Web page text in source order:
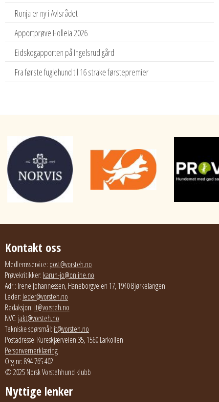
Ronja er ny i Avlsrådet
Apportprøve Holleia 2026
Eidskogapporten på Ingelsrud gård
Fra første fuglehund til 16 strake førstepremier
Kontakt oss
Medlemsservice: post@vorsteh.no
Prøvekritikker: karun-jo@online.no
Adr.: Irene Johannessen, Haneborgveien 17, 1940 Bjørkelangen
Leder: leder@vorsteh.no
Redaksjon: it@vorsteh.no
NVC: jakt@vorsteh.no
Tekniske spørsmål: it@vorsteh.no
Postadresse: Kureskjærveien 35, 1560 Larkollen
Personvernerklæring
Org.nr: 894 765 402
© 2025 Norsk Vorstehhund klubb
Nyttige lenker